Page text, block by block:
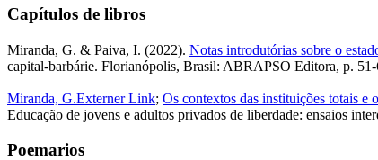
Capítulos de libros
Miranda, G. & Paiva, I. (2022). Notas introdutórias sobre o
capital-barbárie. Florianópolis, Brasil: ABRAPSO Editora, p. 51-
Miranda, G.Externer Link; Os contextos das instituições totais e
Educação de jovens e adultos privados de liberdade: ensaios
Poemarios